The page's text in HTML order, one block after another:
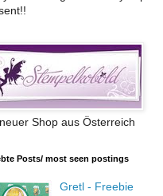
Shop aus Österreich
Posts/ most seen postings
Gretl - Freebie